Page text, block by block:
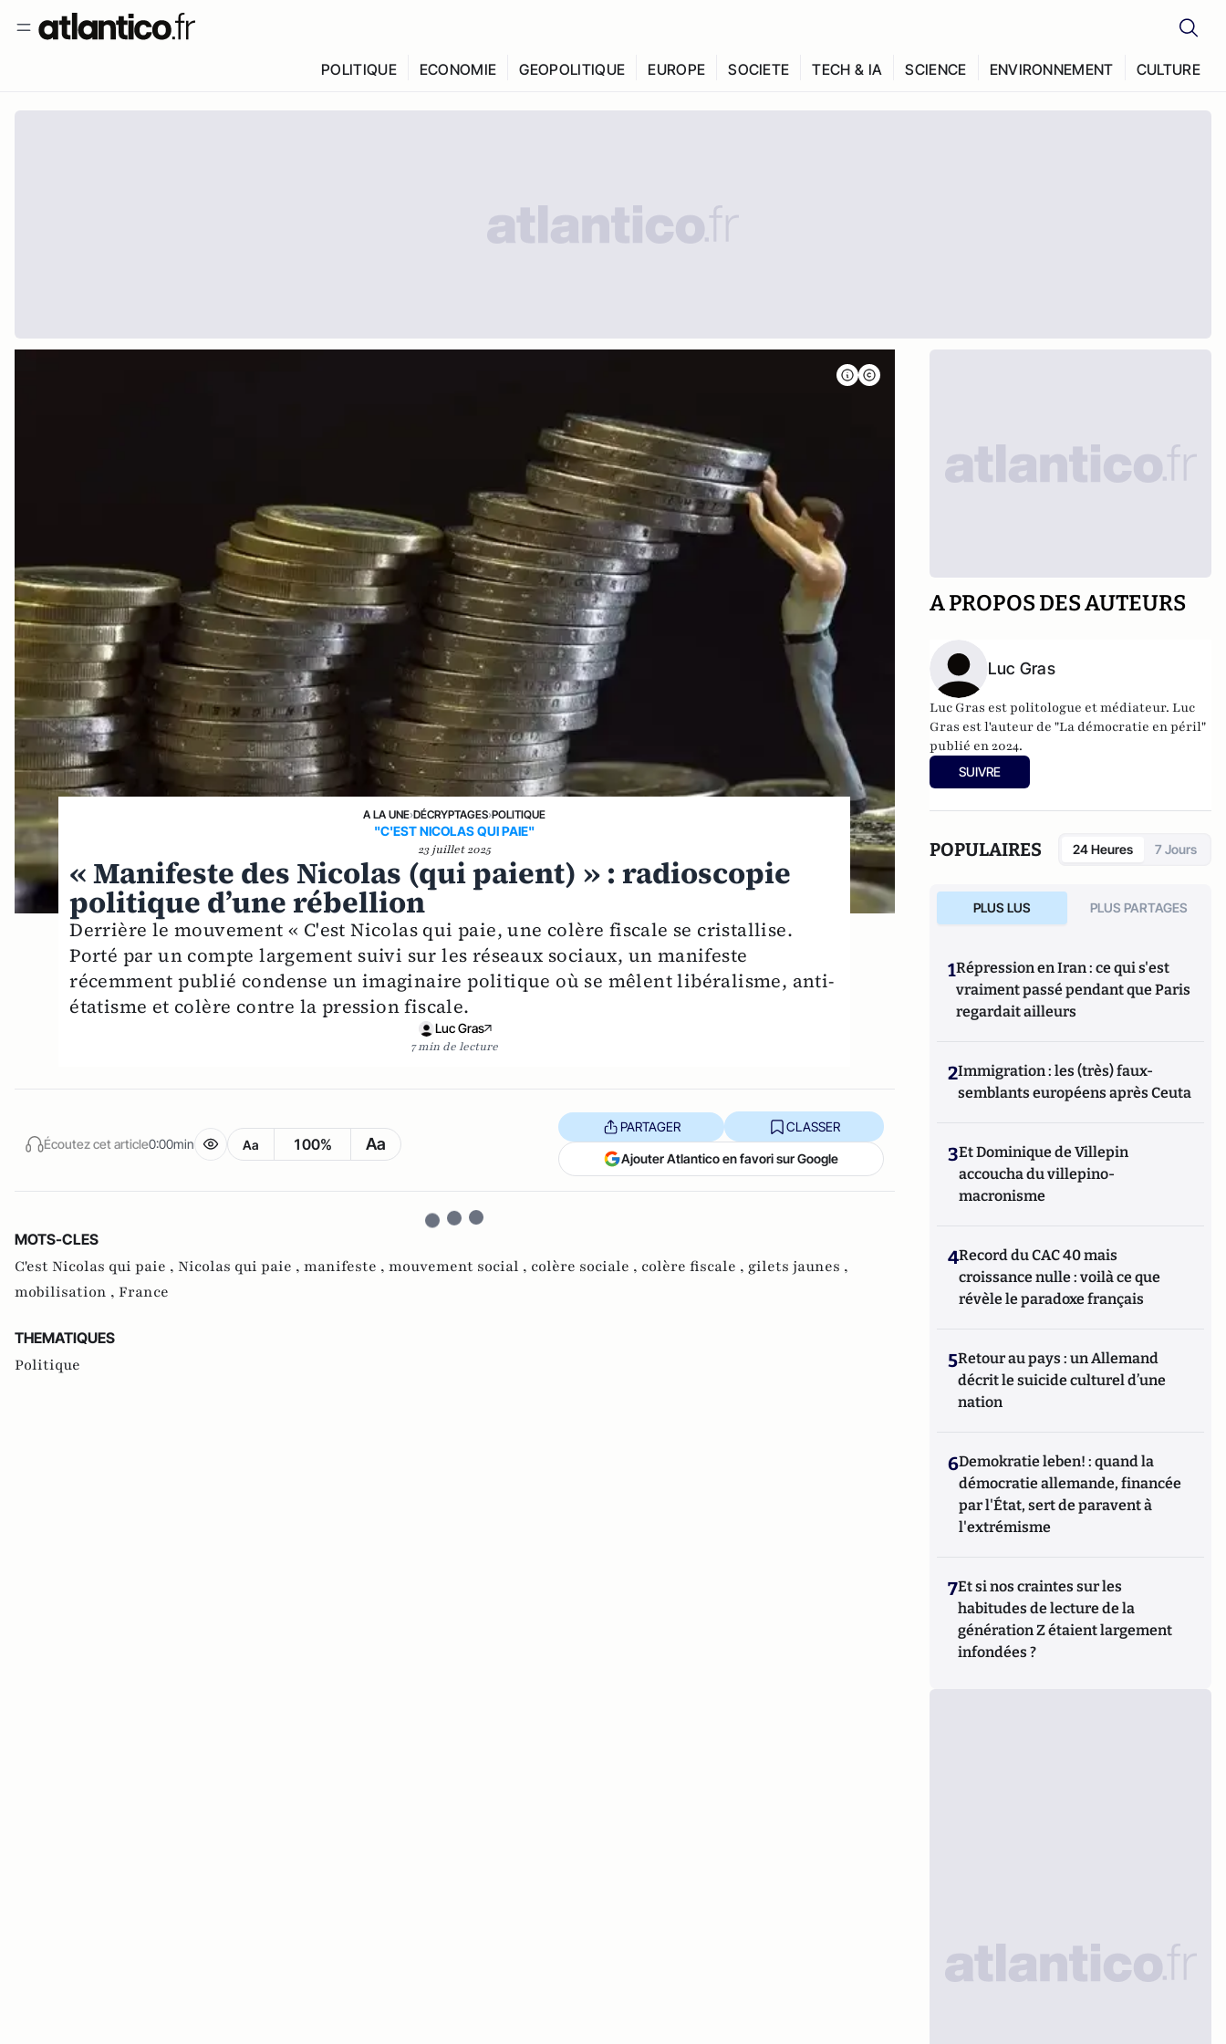
POLITIQUE ECONOMIE GEOPOLITIQUE EUROPE SOCIETE TECH & IA SCIENCE ENVIRONNEMENT CULTURE
A LA UNE›DÉCRYPTAGES›POLITIQUE
"C'EST NICOLAS QUI PAIE"
23 juillet 2025
« Manifeste des Nicolas (qui paient) » : radioscopie
politique d’une rébellion
Derrière le mouvement « C'est Nicolas qui paie, une colère fiscale se cristallise.
Porté par un compte largement suivi sur les réseaux sociaux, un manifeste
récemment publié condense un imaginaire politique où se mêlent libéralisme, anti-
étatisme et colère contre la pression fiscale.
Luc Gras
7 min de lecture
Écoutez cet article0:00min Aa 100% Aa
PARTAGER CLASSER
Ajouter Atlantico en favori sur Google
MOTS-CLES
C'est Nicolas qui paie , Nicolas qui paie , manifeste , mouvement social , colère sociale , colère fiscale , gilets jaunes ,
mobilisation , France
THEMATIQUES
Politique
A PROPOS DES AUTEURS
Luc Gras
Luc Gras est politologue et médiateur. Luc
Gras est l'auteur de"La démocratie en péril"
publié en 2024.
SUIVRE
POPULAIRES 24 Heures 7 Jours
PLUS LUS PLUS PARTAGES
1Répression en Iran : ce qui s'est
vraiment passé pendant que Paris
regardait ailleurs
2Immigration : les (très) faux-
semblants européens après Ceuta
3Et Dominique de Villepin
accoucha du villepino-
macronisme
4Record du CAC 40 mais
croissance nulle : voilà ce que
révèle le paradoxe français
5Retour au pays : un Allemand
décrit le suicide culturel d’une
nation
6Demokratie leben! : quand la
démocratie allemande, financée
par l'État, sert de paravent à
l'extrémisme
7Et si nos craintes sur les
habitudes de lecture de la
génération Z étaient largement
infondées ?